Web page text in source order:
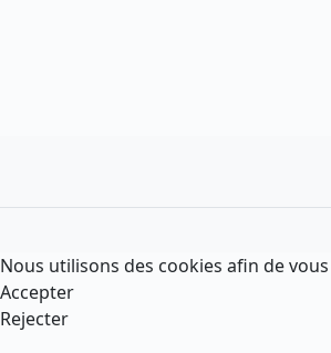
Nous utilisons des cookies afin de
Accepter
Rejecter